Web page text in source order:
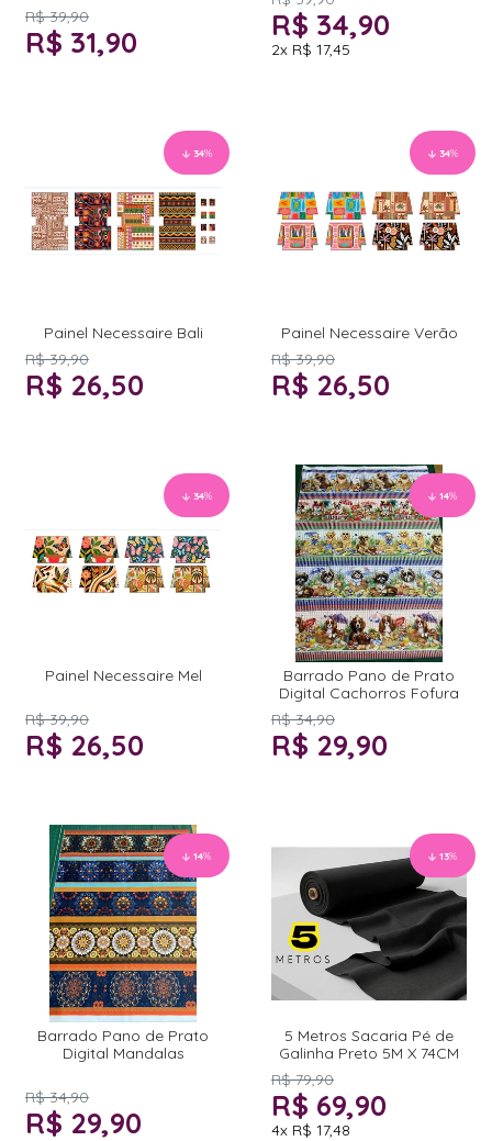
R$ 39,90
R$ 31,90 R$ 34,90
2x R$ 17,45
34%
Painel Necessaire Bali
R$ 39,90
R$ 26,50
34%
Painel Necessaire Verão
R$ 39,90
R$ 26,50
34%
Painel Necessaire Mel
R$ 39,90
R$ 26,50
14%
Barrado Pano de Prato
Digital Cachorros Fofura
R$ 34,90
R$ 29,90
14%
Barrado Pano de Prato
Digital Mandalas
R$ 34,90
R$ 29,90
13%
5 Metros Sacaria Pé de
Galinha Preto 5M X 74CM
R$ 79,90
R$ 69,90
4x R$ 17,48